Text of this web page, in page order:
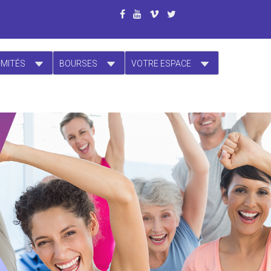
BOURSES VOTRE ESPACE